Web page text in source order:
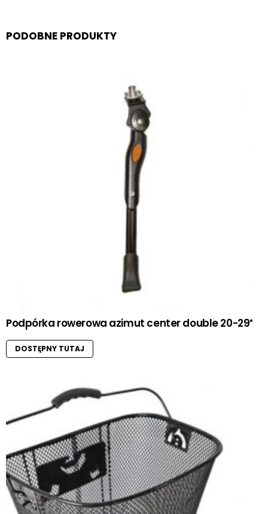
PODOBNE PRODUKTY
Podpórka rowerowa azimut center double 20-29″
DOSTĘPNY TUTAJ